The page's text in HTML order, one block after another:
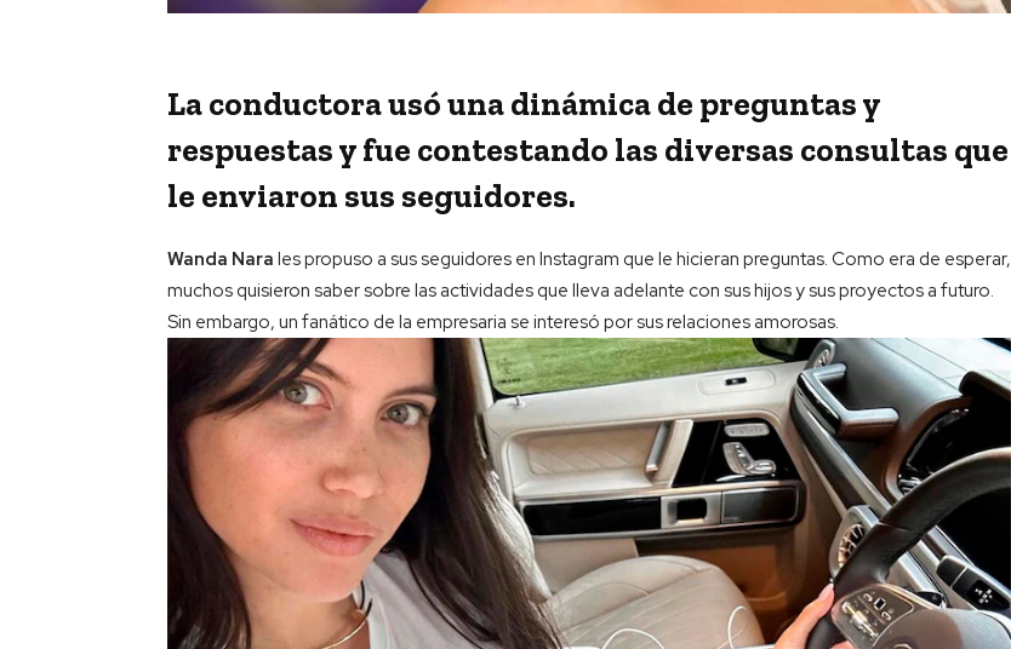
La conductora usó una dinámica de preguntas y
respuestas y fue contestando las diversas consultas que
le enviaron sus seguidores.
Wanda Nara les propuso a sus seguidores en Instagram que le hicieran preguntas. Como era de esperar,
muchos quisieron saber sobre las actividades que lleva adelante con sus hijos y sus proyectos a futuro.
Sin embargo, un fanático de la empresaria se interesó por sus relaciones amorosas.